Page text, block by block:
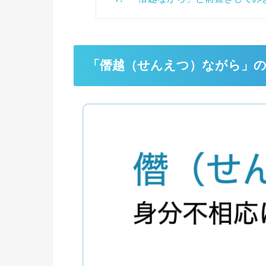
「僭越（せんえつ）ながら」